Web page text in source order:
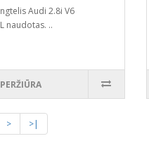
Audi 2.8i V6
naudotas. ..
PERŽIŪRA
> >|